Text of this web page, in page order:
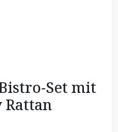
Set mit
Rattan